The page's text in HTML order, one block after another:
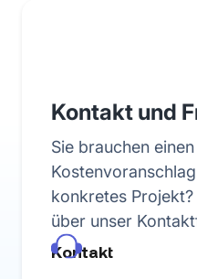
Kontakt und
Sie brauchen einen
konkretes
über unser
Kontakt